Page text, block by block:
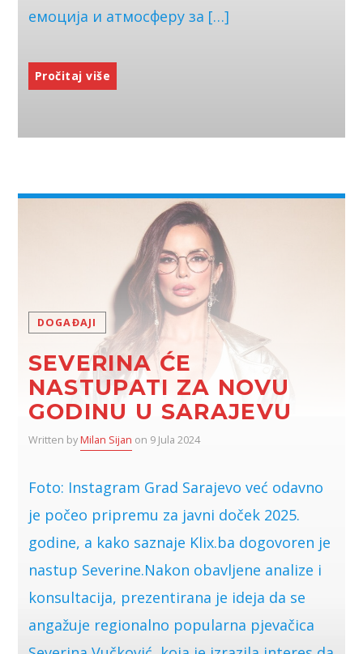
емоција и атмосферу за […]
Pročitaj više
DOGAĐAJI
SEVERINA ĆE
NASTUPATI ZA NOVU
GODINU U SARAJEVU
Written byMilan Sijan on 9 Jula 2024
Foto: Instagram Grad Sarajevo već odavno
je počeo pripremu za javni doček 2025.
godine, a kako saznaje Klix.ba dogovoren je
nastup Severine.Nakon obavljene analize i
konsultacija, prezentirana je ideja da se
angažuje regionalno popularna pjevačica